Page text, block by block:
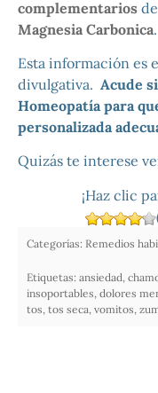
complementarios
Magnesia Carbonica.
Esta información es
divulgativa. Acude
Homeopatía para
personalizada
Quizás te interese
¡Haz clic
Categorías: Remedios
Etiquetas: ansiedad
insoportables dolores
tos tos seca vomitos